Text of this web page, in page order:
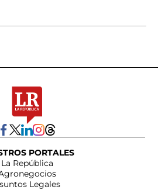
PORTALES
La República
Legales